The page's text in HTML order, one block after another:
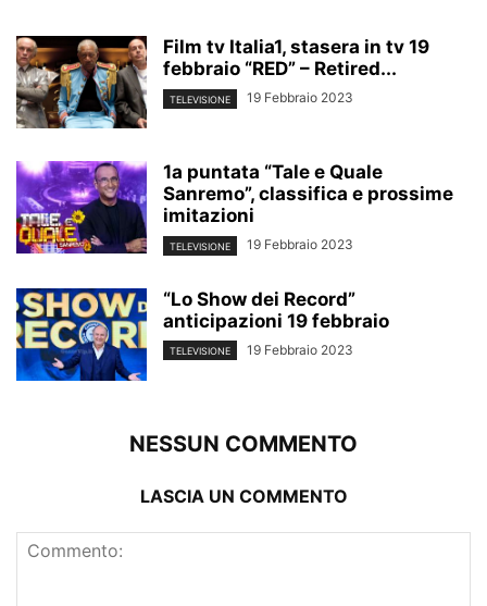
Film tv Italia1, stasera in tv 19
febbraio “RED” – Retired...
TELEVISIONE 19 Febbraio 2023
1a puntata “Tale e Quale
Sanremo”, classifica e prossime
imitazioni
TELEVISIONE 19 Febbraio 2023
“Lo Show dei Record”
anticipazioni 19 febbraio
TELEVISIONE 19 Febbraio 2023
NESSUN COMMENTO
LASCIA UN COMMENTO